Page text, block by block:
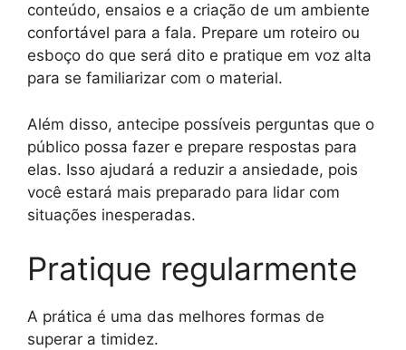
conteúdo, ensaios e a criação de um ambiente
confortável para a fala. Prepare um roteiro ou
esboço do que será dito e pratique em voz alta
para se familiarizar com o material.
Além disso, antecipe possíveis perguntas que o
público possa fazer e prepare respostas para
elas. Isso ajudará a reduzir a ansiedade, pois
você estará mais preparado para lidar com
situações inesperadas.
Pratique regularmente
A prática é uma das melhores formas de
superar a timidez.